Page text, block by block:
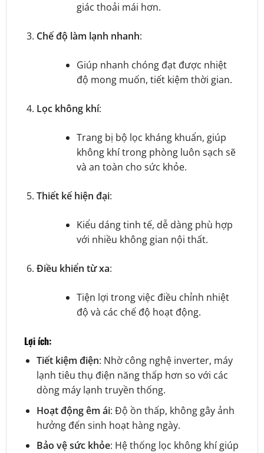
giác thoải mái hơn.
Chế độ làm lạnh nhanh:
Giúp nhanh chóng đạt được nhiệt
độ mong muốn, tiết kiệm thời gian.
Lọc không khí:
Trang bị bộ lọc kháng khuẩn, giúp
không khí trong phòng luôn sạch sẽ
và an toàn cho sức khỏe.
Thiết kế hiện đại:
Kiểu dáng tinh tế, dễ dàng phù hợp
với nhiều không gian nội thất.
Điều khiển từ xa:
Tiện lợi trong việc điều chỉnh nhiệt
độ và các chế độ hoạt động.
Lợi ích:
Tiết kiệm điện: Nhờ công nghệ inverter, máy
lạnh tiêu thụ điện năng thấp hơn so với các
dòng máy lạnh truyền thống.
Hoạt động êm ái: Độ ồn thấp, không gây ảnh
hưởng đến sinh hoạt hàng ngày.
Bảo vệ sức khỏe: Hệ thống lọc không khí giúp